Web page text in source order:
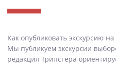
Как опубликовать экскурсию
Мы публикуем экскурсии
редакция Трипстера